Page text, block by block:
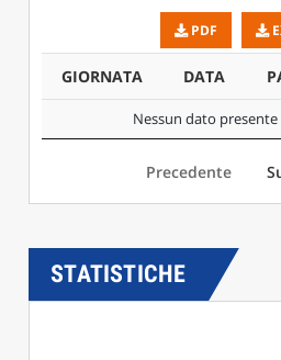
PDF
GIORNATA DATA
Nessun dato
Precedente
STATISTICHE